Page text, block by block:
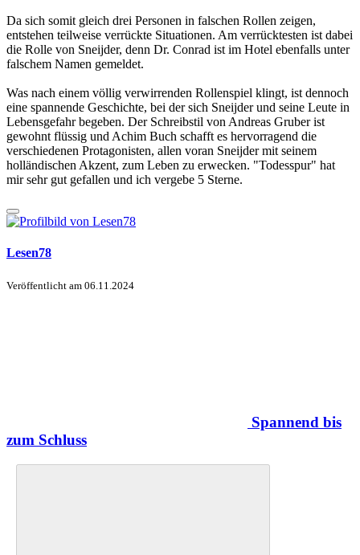
Da sich somit gleich drei Personen in falschen Rollen zeigen,
entstehen teilweise verrückte Situationen. Am verrücktesten ist dabei
die Rolle von Sneijder, denn Dr. Conrad ist im Hotel ebenfalls unter
falschem Namen gemeldet.
Was nach einem völlig verwirrenden Rollenspiel klingt, ist dennoch
eine spannende Geschichte, bei der sich Sneijder und seine Leute in
Lebensgefahr begeben. Der Schreibstil von Andreas Gruber ist
gewohnt flüssig und Achim Buch schafft es hervorragend die
verschiedenen Protagonisten, allen voran Sneijder mit seinem
holländischen Akzent, zum Leben zu erwecken. "Todesspur" hat
mir sehr gut gefallen und ich vergebe 5 Sterne.
Lesen78
Veröffentlicht am 06.11.2024
Spannend bis
zum Schluss